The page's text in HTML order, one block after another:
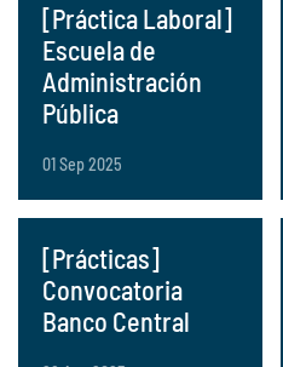
[Práctica Laboral]
Escuela de
Administración
Pública
01 Sep 2025
[Prácticas]
Convocatoria
Banco Central